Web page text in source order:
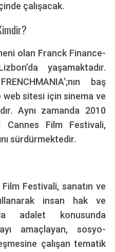
çalışacak.
olan Franck Finance-
yaşamaktadır.
baş
sitesi için sinema ve
Aynı zamanda 2010
Cannes Film Festivali,
sürdürmektedir.
Festivali, sanatın ve
insan hak ve
adalet konusunda
amaçlayan, sosyo-
çalışan tematik